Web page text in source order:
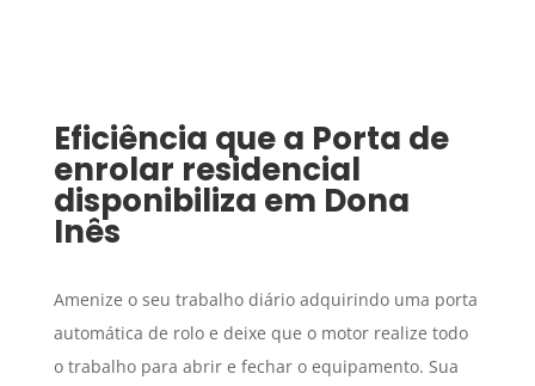
Eficiência que a Porta de
enrolar residencial
disponibiliza em Dona
Inês
Amenize o seu trabalho diário adquirindo uma porta
automática de rolo e deixe que o motor realize todo
o trabalho para abrir e fechar o equipamento. Sua